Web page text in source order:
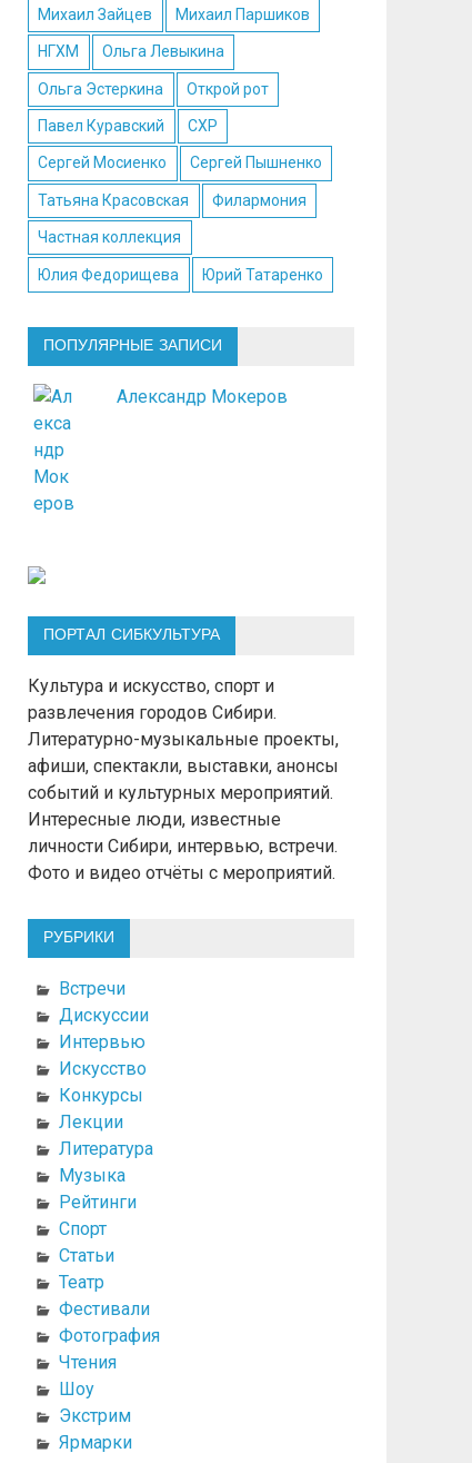
Михаил Зайцев Михаил Паршиков
НГХМ Ольга Левыкина
Ольга Эстеркина Открой рот
Павел Куравский СХР
Сергей Мосиенко Сергей Пышненко
Татьяна Красовская Филармония
Частная коллекция
Юлия Федорищева Юрий Татаренко
ПОПУЛЯРНЫЕ ЗАПИСИ
Александр Мокеров
ПОРТАЛ СИБКУЛЬТУРА
Культура и искусство, спорт и
развлечения городов Сибири.
Литературно-музыкальные проекты,
афиши, спектакли, выставки, анонсы
событий и культурных мероприятий.
Интересные люди, известные
личности Сибири, интервью, встречи.
Фото и видео отчёты с мероприятий.
РУБРИКИ
Встречи
Дискуссии
Интервью
Искусство
Конкурсы
Лекции
Литература
Музыка
Рейтинги
Спорт
Статьи
Театр
Фестивали
Фотография
Чтения
Шоу
Экстрим
Ярмарки